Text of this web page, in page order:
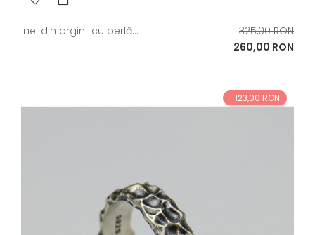
Inel din argint cu perlă...
Pret
de
325,00 RON
Pret
260,00 RON
-123,00 RON